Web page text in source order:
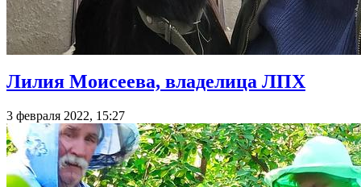
Лилия Моисеева, владелица ЛПХ
3 февраля 2022, 15:27